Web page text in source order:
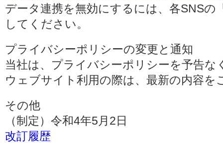
データ連携を無効にするには、各SNS
してください。
プライバシーポリシーの変更と通知
当社は、プライバシーポリシーを予告
ウェブサイト利用の際は、最新の内容を
その他
（制定）令和4年5月2日
改訂履歴